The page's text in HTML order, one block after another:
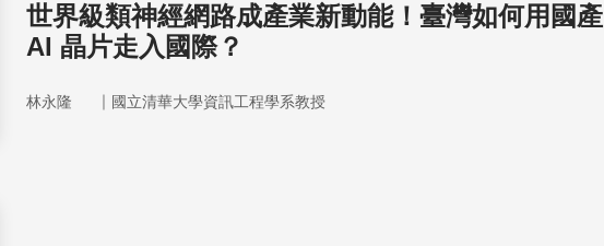
世界級類神經網路成產業新動能！臺灣如何用國產
AI 晶片走入國際？
林永隆 ｜ 國立清華大學資訊工程學系教授